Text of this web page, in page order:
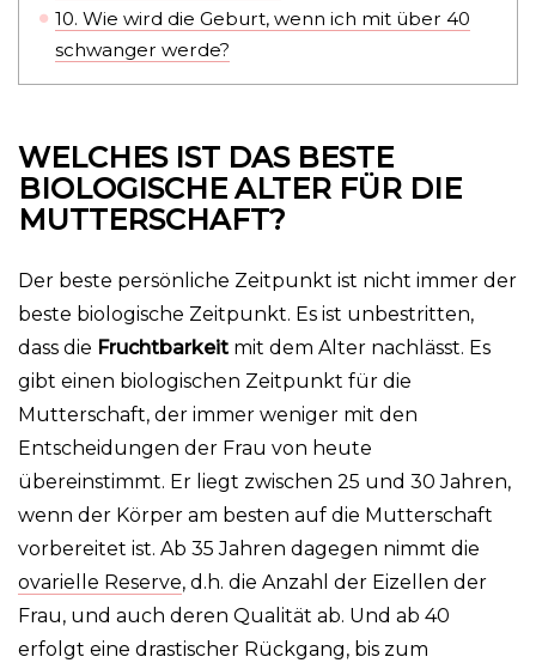
10. Wie wird die Geburt, wenn ich mit über 40
schwanger werde?
WELCHES IST DAS BESTE
BIOLOGISCHE ALTER FÜR DIE
MUTTERSCHAFT?
Der beste persönliche Zeitpunkt ist nicht immer der
beste biologische Zeitpunkt. Es ist unbestritten,
dass die Fruchtbarkeit mit dem Alter nachlässt. Es
gibt einen biologischen Zeitpunkt für die
Mutterschaft, der immer weniger mit den
Entscheidungen der Frau von heute
übereinstimmt. Er liegt zwischen 25 und 30 Jahren,
wenn der Körper am besten auf die Mutterschaft
vorbereitet ist. Ab 35 Jahren dagegen nimmt die
ovarielle Reserve, d.h. die Anzahl der Eizellen der
Frau, und auch deren Qualität ab. Und ab 40
erfolgt eine drastischer Rückgang, bis zum